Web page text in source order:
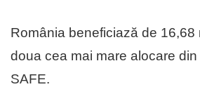
România beneficiază de 16,68
doua cea mai mare alocare din
SAFE.